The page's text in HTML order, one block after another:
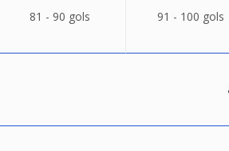
81 - 90 gols 91 - 100 gols